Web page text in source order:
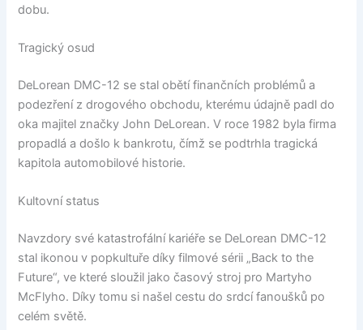
dobu.
Tragický osud
DeLorean DMC-12 se stal obětí finančních problémů a
podezření z drogového obchodu, kterému údajně padl do
oka majitel značky John DeLorean. V roce 1982 byla firma
propadlá a došlo k bankrotu, čímž se podtrhla tragická
kapitola automobilové historie.
Kultovní status
Navzdory své katastrofální kariéře se DeLorean DMC-12
stal ikonou v popkultuře díky filmové sérii „Back to the
Future“, ve které sloužil jako časový stroj pro Martyho
McFlyho. Díky tomu si našel cestu do srdcí fanoušků po
celém světě.